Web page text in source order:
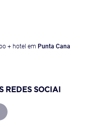
+ hotel em Punta Cana
REDES SOCIAI